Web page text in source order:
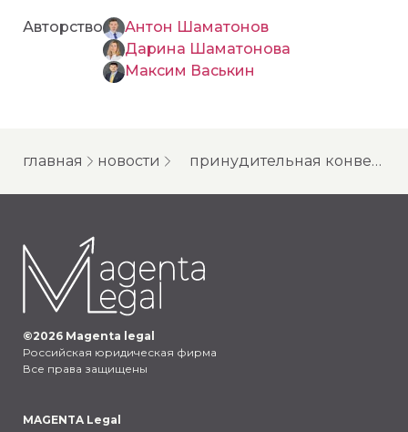
Авторство
Антон Шаматонов
Дарина Шаматонова
Максим Васькин
главная новости принудительная конвертация депозитарных расписок: текущая судебная практика рф
©2026 Magenta legal
Российская юридическая фирма
Все права защищены
MAGENTA Legal